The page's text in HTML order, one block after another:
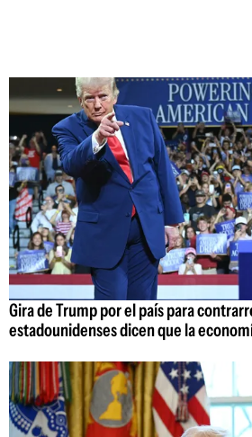
Gira de Trump por el país para
estadounidenses dicen que la